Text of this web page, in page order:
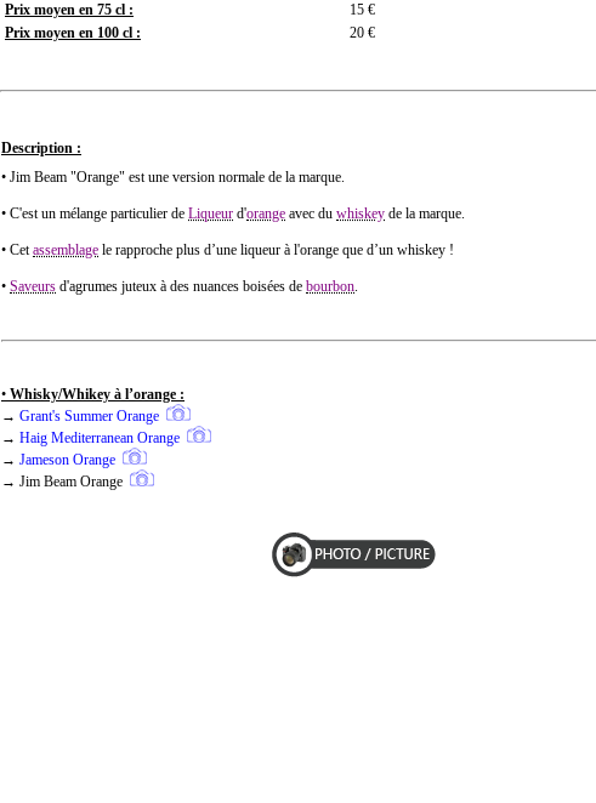
Prix moyen en 75 cl :
15 €
Prix moyen en 100 cl :
20 €
Description :
• Jim Beam "Orange" est une version normale de la marque.
• C'est un mélange particulier de Liqueur d'orange avec du whiskey de la marque.
• Cetassemblage le rapproche plus d’une liqueur à l'orange que d’un whiskey !
• Saveurs d'agrumes juteux à des nuances boisées de bourbon.
• Whisky/Whikey à l’orange :
→ Grant's Summer Orange
→ Haig Mediterranean Orange
→ Jameson Orange
→ Jim Beam Orange